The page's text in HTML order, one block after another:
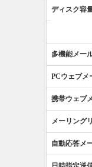
ディスク容
多機能メー
PCウェブメ
携帯ウェブ
メーリング
自動応答メ